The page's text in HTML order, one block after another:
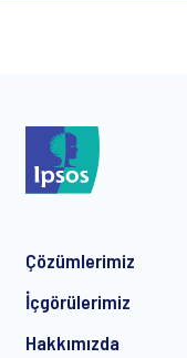
*
Çözümlerimiz
İçgörülerimiz
Hakkımızda